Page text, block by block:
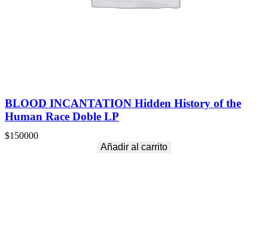
BLOOD INCANTATION Hidden History of the
Human Race Doble LP
$150000
Añadir al carrito